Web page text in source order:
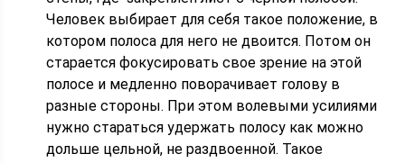
Человек выбирает для себя такое положение, в
котором полоса для него не двоится. Потом он
старается фокусировать свое зрение на этой
полосе и медленно поворачивает голову в
разные стороны. При этом волевыми усилиями
нужно стараться удержать полосу как можно
дольше цельной, не раздвоенной. Такое